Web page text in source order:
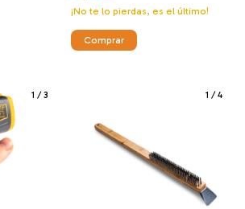
¡No te lo pierdas, es el último!
1 /3 1 /4